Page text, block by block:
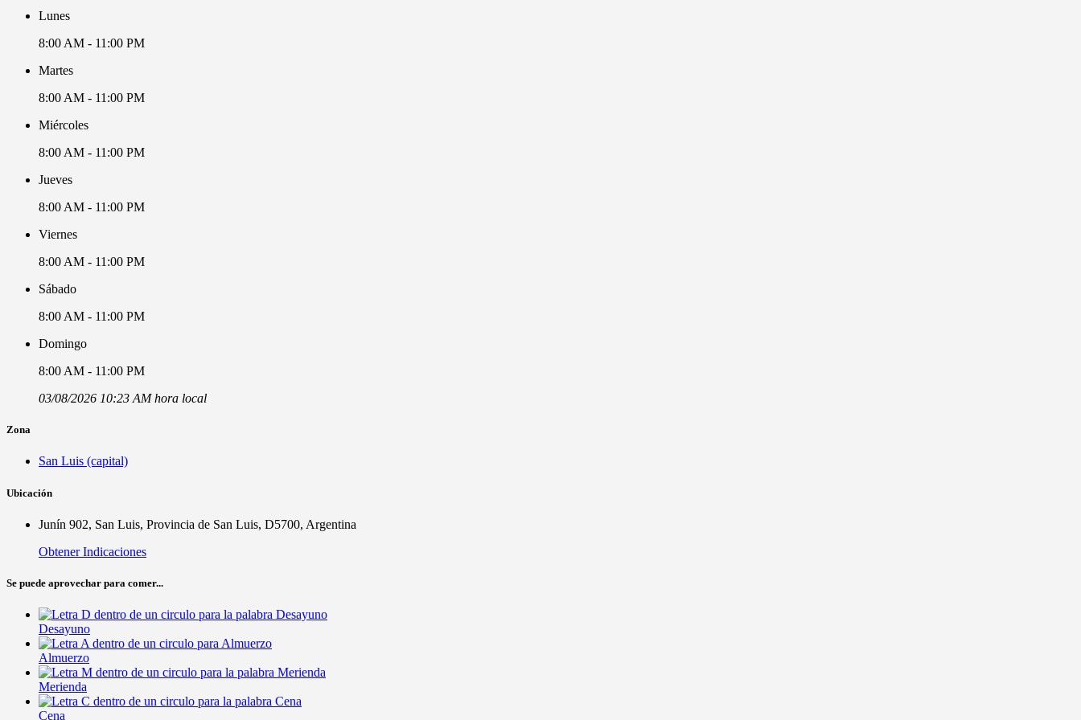
Lunes
8:00 AM - 11:00 PM
Martes
8:00 AM - 11:00 PM
Miércoles
8:00 AM - 11:00 PM
Jueves
8:00 AM - 11:00 PM
Viernes
8:00 AM - 11:00 PM
Sábado
8:00 AM - 11:00 PM
Domingo
8:00 AM - 11:00 PM
03/08/2026 10:23 AM hora local
Zona
San Luis (capital)
Ubicación
Junín 902, San Luis, Provincia de San Luis, D5700, Argentina
Obtener Indicaciones
Se puede aprovechar para comer...
Desayuno
Almuerzo
Merienda
Cena